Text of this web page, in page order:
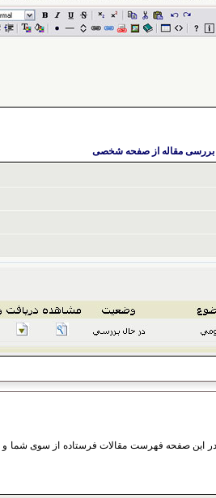
بررسی مقاله از صفحه شخصی
این صفحه فهرست مقالات فرستاده از سوی شما